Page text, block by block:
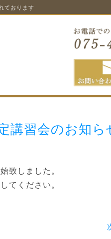
ております
講習会のお知ら
致しました。
てください。